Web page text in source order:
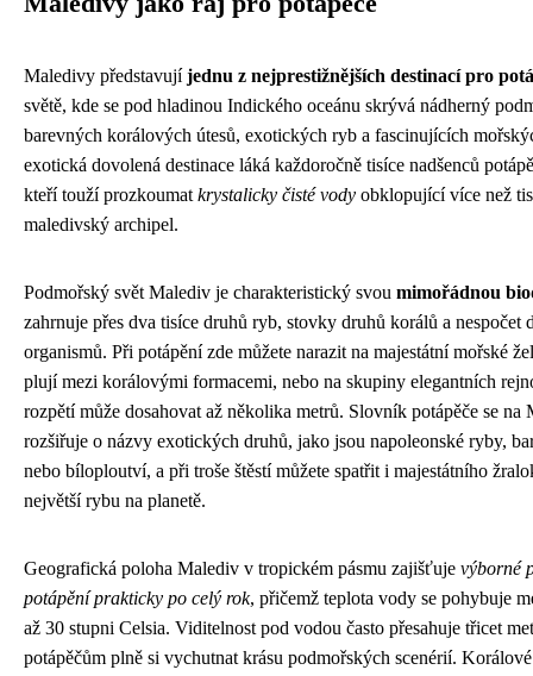
Maledivy představujíjednu z nejprestižnějších destinací pro
světě, kde se pod hladinou Indického oceánu skrývá nádherný
barevných korálových útesů, exotických ryb a fascinujících
exotická dovolená destinace láká každoročně tisíce nadšenců
kteří touží prozkoumat krystalicky čisté vody obklopující více než
maledivský archipel.
Podmořský svět Malediv je charakteristický svou mimořádnou
zahrnuje přes dva tisíce druhů ryb, stovky druhů korálů a nespočet
organismů. Při potápění zde můžete narazit na majestátní mořské
plují mezi korálovými formacemi, nebo na skupiny elegantních
rozpětí může dosahovat až několika metrů. Slovník potápěče se na
rozšiřuje o názvy exotických druhů, jako jsou napoleonské ryby,
nebo bíloploutví, a při troše štěstí můžete spatřit i majestátního
největší rybu na planetě.
Geografická poloha Malediv v tropickém pásmu zajišťuje výborné
potápění prakticky po celý rok, přičemž teplota vody se pohybuje
až 30 stupni Celsia. Viditelnost pod vodou často přesahuje třicet
potápěčům plně si vychutnat krásu podmořských scenérií.